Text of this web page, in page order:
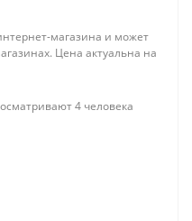
магазина и может
Цена актуальна на
4 человека